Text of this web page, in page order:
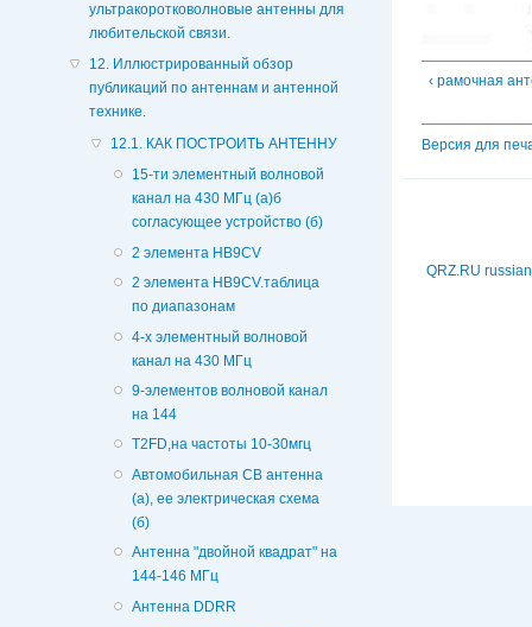
ультракоротковолновые антенны для
любительской связи.
12. Иллюстрированный обзор
публикаций по антеннам и антенной
технике.
12.1. КАК ПОСТРОИТЬ АНТЕННУ
15-ти элементный волновой
канал на 430 МГц (а)б
согласующее устройство (б)
2 элемента HB9CV
2 элемента HB9CV.таблица
по диапазонам
4-х элементный волновой
канал на 430 МГц
9-элементов волновой канал
на 144
T2FD,на частоты 10-30мгц
Автомобильная CB антенна
(а), ее электрическая схема
(б)
Антенна "двойной квадрат" на
144-146 МГц
Антенна DDRR
‹ рамочная
Версия для
QRZ.RU